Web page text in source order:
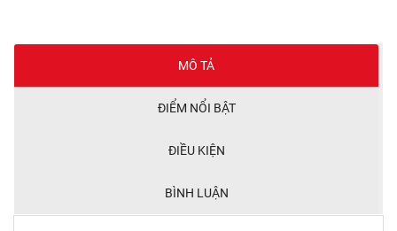
MÔ TẢ
ĐIỂM NỔI BẬT
ĐIỀU KIỆN
BÌNH LUẬN